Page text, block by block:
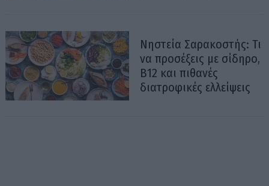
Νηστεία Σαρακοστής: Τι
να προσέξεις με σίδηρο,
Β12 και πιθανές
διατροφικές ελλείψεις